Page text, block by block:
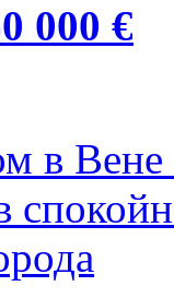
000 €
в Вене